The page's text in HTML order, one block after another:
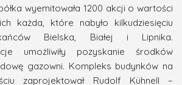
wyemitowała 1200 akcji o wartości
każda, które nabyło kilkudziesięciu
Bielska, Białej i Lipnika.
umożliwiły pozyskanie środków
gazowni. Kompleks budynków na
zaprojektował Rudolf Kühnell –